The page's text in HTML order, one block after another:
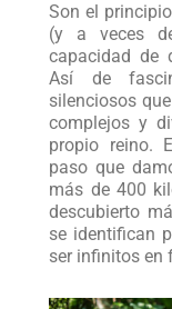
Son el
(y a veces
capacidad de
Así de
silenciosos
complejos y
propio reino.
paso que
más de 400
descubierto
se identifican
ser infinitos en